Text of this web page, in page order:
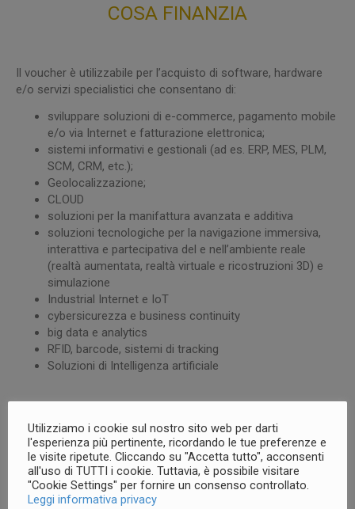
COSA FINANZIA
Il voucher è utilizzabile per l’acquisto di software, hardware
e/o servizi specialistici che consentano di:
sviluppare soluzioni di e-commerce, pagamento mobile
e/o via Internet e fatturazione elettronica;
sistemi informativi e gestionali (ad es. ERP, MES, PLM,
SCM, CRM, etc.);
Geolocalizzazione;
CLOUD
soluzioni per la manifattura avanzata e additiva
soluzioni tecnologiche per la navigazione immersiva,
interattiva e partecipativa del e nell’ambiente reale
(realtà aumentata, realtà virtuale e ricostruzioni 3D) e
simulazione
Industrial Internet e IoT
cybersicurezza e business continuity
big data e analytics
RFID, barcode, sistemi di tracking
Soluzioni di Intelligenza artificiale
COME RICHIEDERLO
La richiesta è “a sportello”; le richieste di voucher devono
Utilizziamo i cookie sul nostro sito web per darti
l'esperienza più pertinente, ricordando le tue preferenze e
le visite ripetute. Cliccando su "Accetta tutto", acconsenti
all'uso di TUTTI i cookie. Tuttavia, è possibile visitare
"Cookie Settings" per fornire un consenso controllato.
Leggi informativa privacy